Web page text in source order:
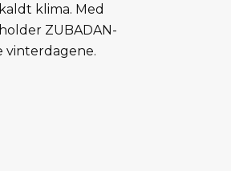
klima. Med
ZUBADAN-
vinterdagene.